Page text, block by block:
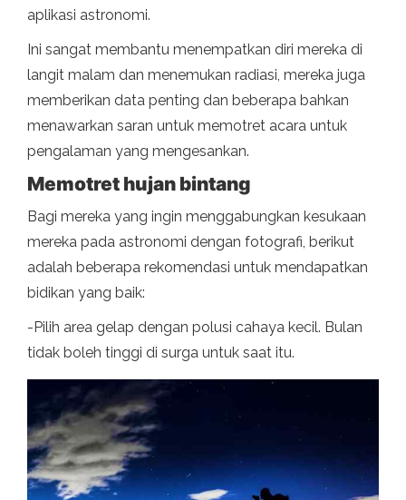
aplikasi astronomi.
Ini sangat membantu menempatkan diri mereka di
langit malam dan menemukan radiasi, mereka juga
memberikan data penting dan beberapa bahkan
menawarkan saran untuk memotret acara untuk
pengalaman yang mengesankan.
Memotret hujan bintang
Bagi mereka yang ingin menggabungkan kesukaan
mereka pada astronomi dengan fotografi, berikut
adalah beberapa rekomendasi untuk mendapatkan
bidikan yang baik:
-Pilih area gelap dengan polusi cahaya kecil. Bulan
tidak boleh tinggi di surga untuk saat itu.